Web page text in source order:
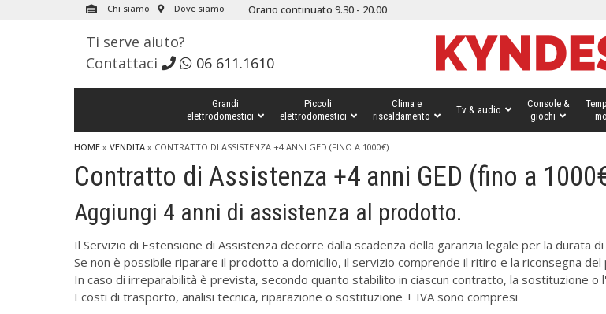
Chi siamo Dove siamo Orario continuato 9.30 - 20.00
Ti serve aiuto?
Contattaci
06 611.1610
Grandi
elettrodomestici
Piccoli
elettrodomestici
Clima e
riscaldamento
Tv & audio
Console &
giochi
HOME» VENDITA» CONTRATTO DI ASSISTENZA +4 ANNI GED (FINO A 1000€)
Contratto di Assistenza +4 anni GED (fino a
Aggiungi 4 anni di assistenza al prodotto.
Il Servizio di Estensione di Assistenza decorre dalla scadenza della garanzia legale per la durata di
Se non è possibile riparare il prodotto a domicilio, il servizio comprende il ritiro e la riconsegna
In caso di irreparabilità è prevista, secondo quanto stabilito in ciascun contratto, la sostituzione o
I costi di trasporto, analisi tecnica, riparazione o sostituzione + IVA sono compresi